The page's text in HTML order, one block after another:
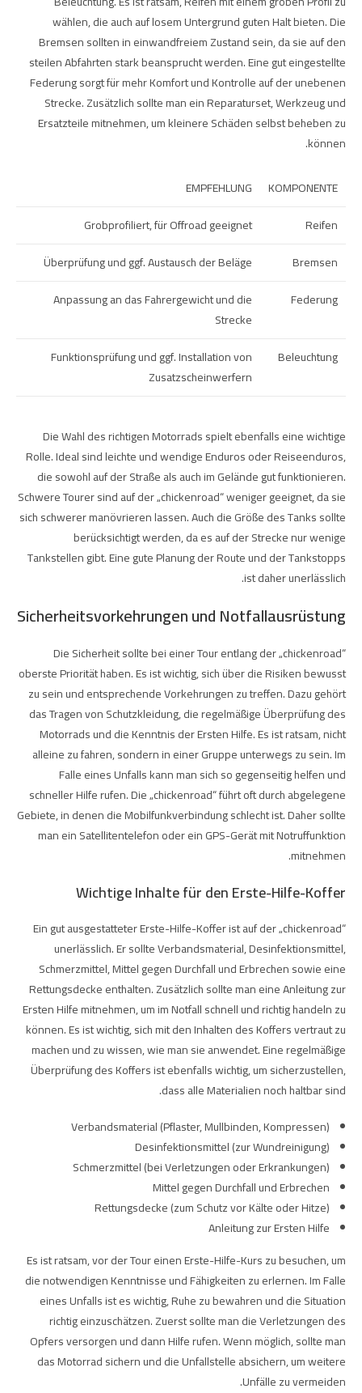
wählen, die auch auf losem Untergrund guten Halt bieten. Die
Bremsen sollten in einwandfreiem Zustand sein, da sie auf den
steilen Abfahrten stark beansprucht werden. Eine gut eingestellte
Federung sorgt für mehr Komfort und Kontrolle auf der unebenen
Strecke. Zusätzlich sollte man ein Reparaturset, Werkzeug und
Ersatzteile mitnehmen, um kleinere Schäden selbst beheben zu
können.
KOMPONENTE
EMPFEHLUNG
Reifen
Grobprofiliert, für Offroad geeignet
Bremsen
Überprüfung und ggf. Austausch der Beläge
Federung
Anpassung an das Fahrergewicht und die
Strecke
Beleuchtung
Funktionsprüfung und ggf. Installation von
Zusatzscheinwerfern
Die Wahl des richtigen Motorrads spielt ebenfalls eine wichtige
Rolle. Ideal sind leichte und wendige Enduros oder Reiseenduros,
die sowohl auf der Straße als auch im Gelände gut funktionieren.
Schwere Tourer sind auf der „chickenroad“ weniger geeignet, da sie
sich schwerer manövrieren lassen. Auch die Größe des Tanks sollte
berücksichtigt werden, da es auf der Strecke nur wenige
Tankstellen gibt. Eine gute Planung der Route und der Tankstopps
ist daher unerlässlich.
Sicherheitsvorkehrungen und Notfallausrüstung
Die Sicherheit sollte bei einer Tour entlang der „chickenroad“
oberste Priorität haben. Es ist wichtig, sich über die Risiken bewusst
zu sein und entsprechende Vorkehrungen zu treffen. Dazu gehört
das Tragen von Schutzkleidung, die regelmäßige Überprüfung des
Motorrads und die Kenntnis der Ersten Hilfe. Es ist ratsam, nicht
alleine zu fahren, sondern in einer Gruppe unterwegs zu sein. Im
Falle eines Unfalls kann man sich so gegenseitig helfen und
schneller Hilfe rufen. Die „chickenroad“ führt oft durch abgelegene
Gebiete, in denen die Mobilfunkverbindung schlecht ist. Daher sollte
man ein Satellitentelefon oder ein GPS-Gerät mit Notruffunktion
mitnehmen.
Wichtige Inhalte für den Erste-Hilfe-Koffer
Ein gut ausgestatteter Erste-Hilfe-Koffer ist auf der „chickenroad“
unerlässlich. Er sollte Verbandsmaterial, Desinfektionsmittel,
Schmerzmittel, Mittel gegen Durchfall und Erbrechen sowie eine
Rettungsdecke enthalten. Zusätzlich sollte man eine Anleitung zur
Ersten Hilfe mitnehmen, um im Notfall schnell und richtig handeln zu
können. Es ist wichtig, sich mit den Inhalten des Koffers vertraut zu
machen und zu wissen, wie man sie anwendet. Eine regelmäßige
Überprüfung des Koffers ist ebenfalls wichtig, um sicherzustellen,
dass alle Materialien noch haltbar sind.
Verbandsmaterial (Pflaster, Mullbinden, Kompressen)
Desinfektionsmittel (zur Wundreinigung)
Schmerzmittel (bei Verletzungen oder Erkrankungen)
Mittel gegen Durchfall und Erbrechen
Rettungsdecke (zum Schutz vor Kälte oder Hitze)
Anleitung zur Ersten Hilfe
Es ist ratsam, vor der Tour einen Erste-Hilfe-Kurs zu besuchen, um
die notwendigen Kenntnisse und Fähigkeiten zu erlernen. Im Falle
eines Unfalls ist es wichtig, Ruhe zu bewahren und die Situation
richtig einzuschätzen. Zuerst sollte man die Verletzungen des
Opfers versorgen und dann Hilfe rufen. Wenn möglich, sollte man
das Motorrad sichern und die Unfallstelle absichern, um weitere
Unfälle zu vermeiden.